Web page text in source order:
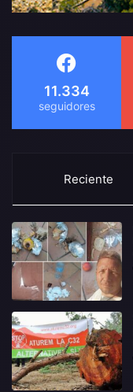
11.334
Reciente